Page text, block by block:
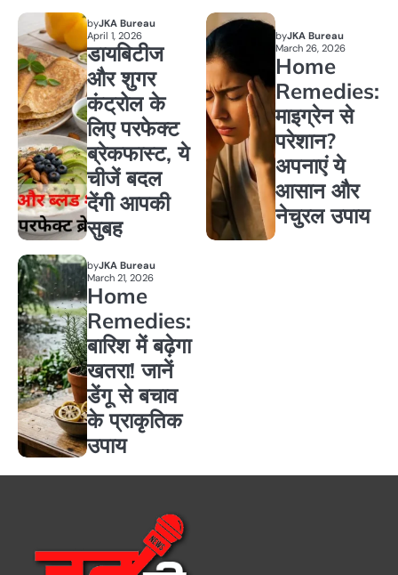
byJKA Bureau
April 1, 2026
डायबिटीज
और शुगर
कंट्रोल के
लिए परफेक्ट
ब्रेकफास्ट, ये
चीजें बदल
देंगी आपकी
सुबह
byJKA Bureau
March 26, 2026
Home
Remedies:
माइग्रेन से
परेशान?
अपनाएं ये
आसान और
नेचुरल उपाय
byJKA Bureau
March 21, 2026
Home
Remedies:
बारिश में बढ़ेगा
खतरा! जानें
डेंगू से बचाव
के प्राकृतिक
उपाय